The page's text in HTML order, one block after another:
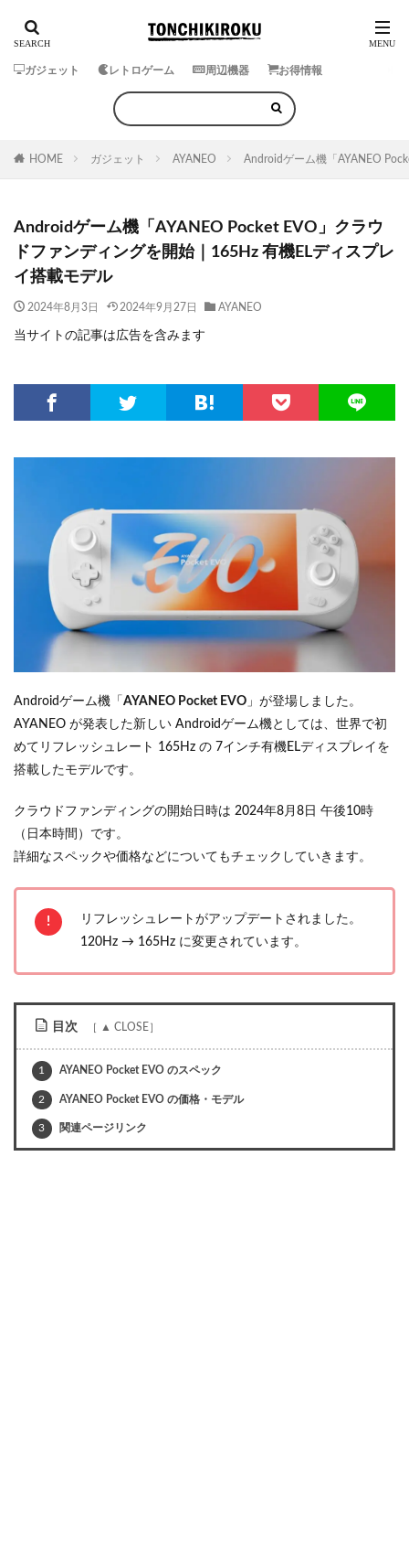
ガジェット レトロゲーム 周辺機器 お得情報
HOME ガジェット AYANEO Androidゲーム機「AYANEO
Androidゲーム機「AYANEO Pocket EVO」クラウ
ドファンディングを開始｜165Hz 有機ELディスプレ
イ搭載モデル
2024年8月3日 2024年9月27日 AYANEO
当サイトの記事は広告を含みます
Androidゲーム機「 AYANEO Pocket EVO 」が登場しました。
AYANEO が発表した新しい Androidゲーム機としては、世界で初
めてリフレッシュレート 165Hz の 7インチ有機ELディスプレイを
搭載したモデルです。
クラウドファンディングの開始日時は 2024年8月8日 午後10時
（日本時間）です。
詳細なスペックや価格などについてもチェックしていきます。
リフレッシュレートがアップデートされました。
120Hz → 165Hz に変更されています。
目次
1 AYANEO Pocket EVO のスペック
2 AYANEO Pocket EVO の価格・モデル
3 関連ページリンク